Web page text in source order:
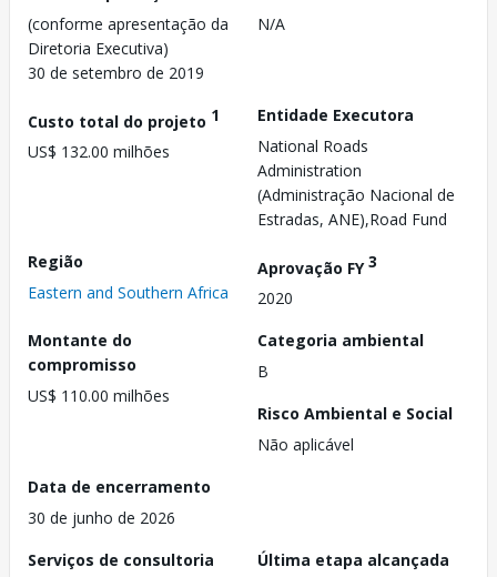
(conforme apresentação da
Diretoria Executiva)
30 de setembro de 2019
N/A
Custo total do projeto 1
US$ 132.00 milhões
Entidade Executora
National Roads
Administration
(Administração Nacional de
Estradas, ANE),Road Fund
Região
Eastern and Southern Africa
Aprovação FY3
2020
Montante do
compromisso
US$ 110.00 milhões
Categoria ambiental
B
Risco Ambiental e Social
Não aplicável
Data de encerramento
30 de junho de 2026
Serviços de consultoria
Última etapa alcançada